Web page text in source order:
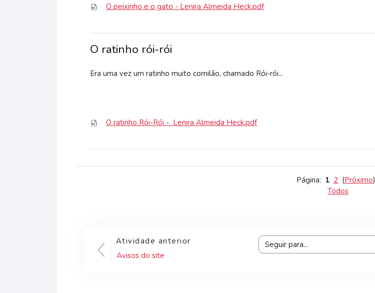
O peixinho e o gato - Lenira Almeida Heck.pdf
O ratinho rói-rói
Era uma vez um ratinho muito comilão, chamado Rói-rói...
O ratinho Rói-Rói - Lenira Almeida Heck.pdf
Página: 1 2(Próximo)
Todos
Atividade anterior
Avisos do site
Seguir para...